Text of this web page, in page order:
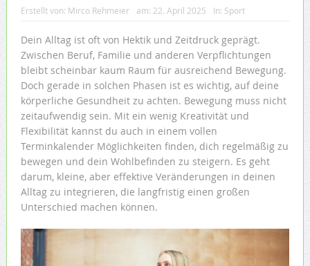
Erstellt von: Mirco Rehmeier am: 22. April 2025 In: Sport
Dein Alltag ist oft von Hektik und Zeitdruck geprägt.
Zwischen Beruf, Familie und anderen Verpflichtungen
bleibt scheinbar kaum Raum für ausreichend Bewegung.
Doch gerade in solchen Phasen ist es wichtig, auf deine
körperliche Gesundheit zu achten. Bewegung muss nicht
zeitaufwendig sein. Mit ein wenig Kreativität und
Flexibilität kannst du auch in einem vollen
Terminkalender Möglichkeiten finden, dich regelmäßig zu
bewegen und dein Wohlbefinden zu steigern. Es geht
darum, kleine, aber effektive Veränderungen in deinen
Alltag zu integrieren, die langfristig einen großen
Unterschied machen können.